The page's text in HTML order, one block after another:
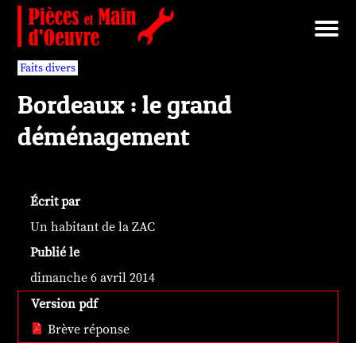
Brut/Archives
Faits divers
Nécrotechnologies
Documents
Librairie/Service Compris
Pièces détachées
Faits divers
Bordeaux : le grand
déménagement
Écrit par
Un habitant de la ZAC
Publié le
dimanche 6 avril 2014
Version pdf
Brève réponse